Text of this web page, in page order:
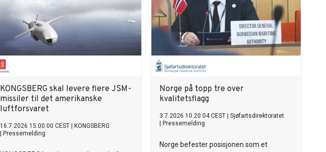
KONGSBERG skal levere flere JSM-
missiler til det amerikanske
luftforsvaret
16.7.2026 15:00:00 CEST
KONGSBERG
Pressemelding
Norge på topp tre over
kvalitetsflagg
3.7.2026 10:20:04 CEST
Sjøfartsdirektoratet
Pressemelding
Norge befester posisjonen som et